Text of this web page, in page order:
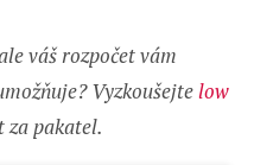
váš rozpočet vám
Vyzkoušejtelow
za pakatel.